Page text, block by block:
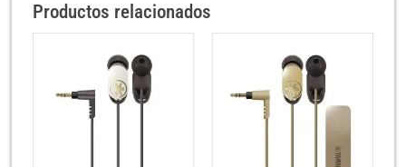
Productos relacionados